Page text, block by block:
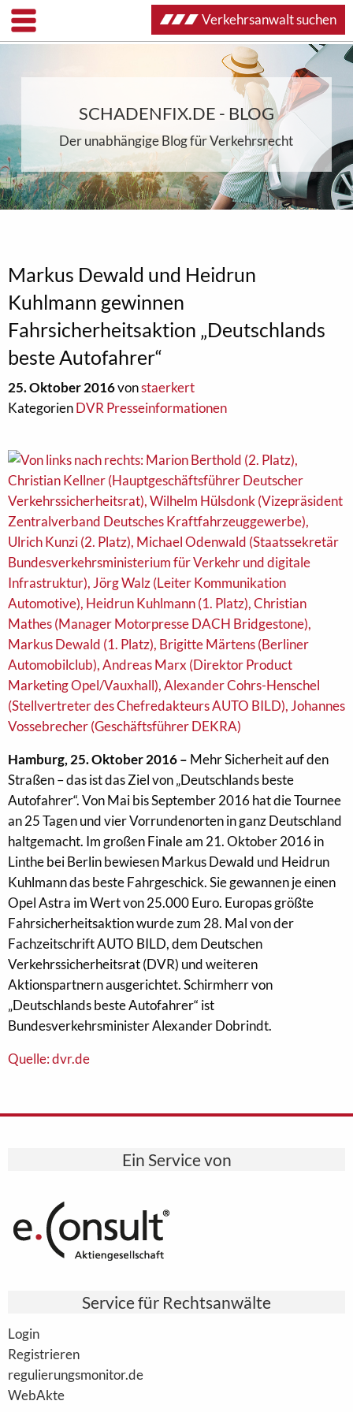
SCHADENFIX.DE - BLOG
Der unabhängige Blog für Verkehrsrecht
Markus Dewald und Heidrun
Kuhlmann gewinnen
Fahrsicherheitsaktion „Deutschlands
beste Autofahrer“
25. Oktober 2016vonstaerkert
KategorienDVR Presseinformationen
Hamburg, 25. Oktober 2016 – Mehr Sicherheit auf den
Straßen – das ist das Ziel von „Deutschlands beste
Autofahrer“. Von Mai bis September 2016 hat die Tournee
an 25 Tagen und vier Vorrundenorten in ganz Deutschland
haltgemacht. Im großen Finale am 21. Oktober 2016 in
Linthe bei Berlin bewiesen Markus Dewald und Heidrun
Kuhlmann das beste Fahrgeschick. Sie gewannen je einen
Opel Astra im Wert von 25.000 Euro. Europas größte
Fahrsicherheitsaktion wurde zum 28. Mal von der
Fachzeitschrift AUTO BILD, dem Deutschen
Verkehrssicherheitsrat (DVR) und weiteren
Aktionspartnern ausgerichtet. Schirmherr von
„Deutschlands beste Autofahrer“ ist
Bundesverkehrsminister Alexander Dobrindt.
Quelle: dvr.de
Ein Service von
Service für Rechtsanwälte
Login
Registrieren
regulierungsmonitor.de
WebAkte
Verkehrsanwalt suchen